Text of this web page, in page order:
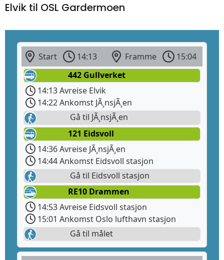
Elvik til OSL Gardermoen
Start 14:13 Framme
15:04
442 Gullverket
14:13 Avreise Elvik
14:22 Ankomst JÃ¸nsjÃ¸en
Gå til JÃ¸nsjÃ¸en
121 Eidsvoll
14:36 Avreise JÃ¸nsjÃ¸en
14:44 Ankomst Eidsvoll stasjon
Gå til Eidsvoll stasjon
RE10 Drammen
14:53 Avreise Eidsvoll stasjon
15:01 Ankomst Oslo lufthavn stasjon
Gå til målet